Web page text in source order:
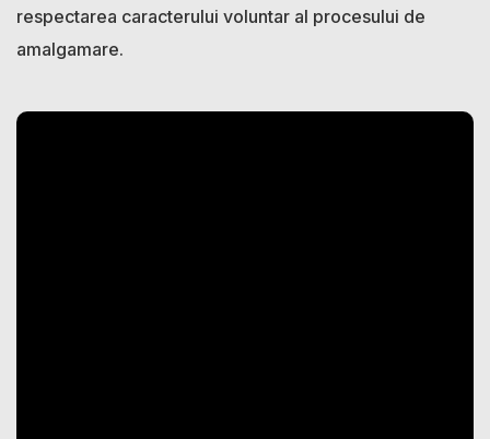
respectarea caracterului voluntar al procesului de
amalgamare.